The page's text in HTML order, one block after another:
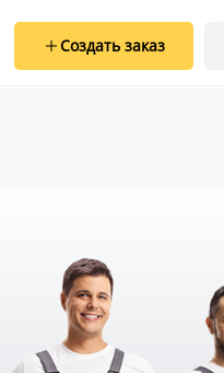
Создать заказ